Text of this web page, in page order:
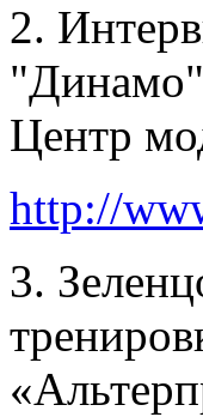
2.
"Динамо"
Центр
http://
3.